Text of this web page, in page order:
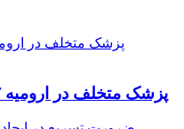
پزشک متخلف در ارومیه ۷ میلیارد ریال جریمه نقدی شد